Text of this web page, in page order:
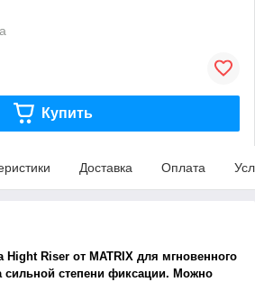
Купить
Доставка Оплата
Hight Riser от MATRIX для мгновенного
сильной степени фиксации. Можно